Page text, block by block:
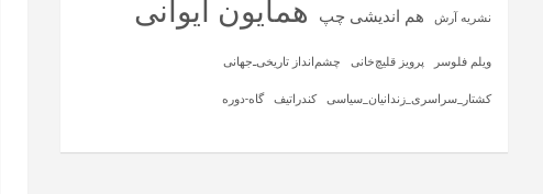
نشریه آرش هم اندیشی چپ همایون ایوانی
ویلم فلوسر پرویز قلیچ‌خانی چشم‌انداز تاریخی‌ـ‌جهانی
کشتار_سراسری_زندانیان_سیاسی کندراتیف گاه-دوره